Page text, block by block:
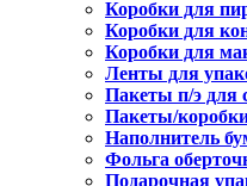
Коробки для
Коробки для
Коробки для
Ленты для
Пакеты п/э для
Пакеты/
Наполнитель
Фольга
Подарочная